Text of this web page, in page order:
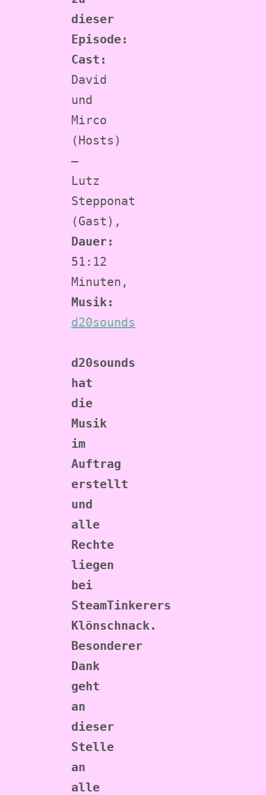
dieser
Episode:
David
und
Mirco
(Hosts)
–
Lutz
Stepponat
Dauer:
51:12
Musik:
d20sounds
d20sounds
hat
die
Musik
im
Auftrag
erstellt
und
alle
Rechte
liegen
bei
SteamTinkerers
Klönschnack.
Besonderer
Dank
geht
an
dieser
Stelle
an
alle